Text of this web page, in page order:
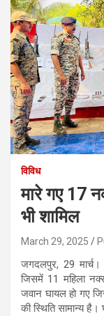
विविध
मारे गए 17
भी शामिल
March 29, 2025
जगदलपुर, 29
जिसमें 11 महिला
जवान घायल हो गए
की स्थिति सामान्य